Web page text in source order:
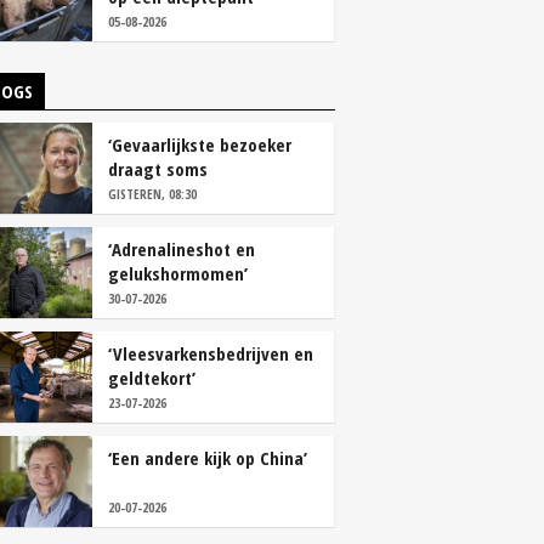
05-08-2026
‘Gevaarlijkste bezoeker
draagt soms
overschoenen’
GISTEREN, 08:30
‘Adrenalineshot en
gelukshormomen’
30-07-2026
‘Vleesvarkensbedrijven en
geldtekort’
23-07-2026
‘Een andere kijk op China’
20-07-2026